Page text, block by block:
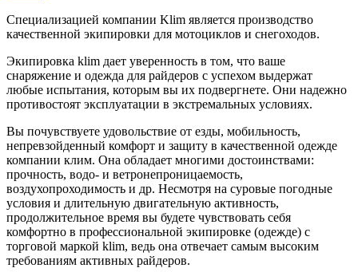
Специализацией компании Klim является производство
качественной экипировки для мотоциклов и снегоходов.
Экипировка klim дает уверенность в том, что ваше
снаряжение и одежда для райдеров с успехом выдержат
любые испытания, которым вы их подвергнете. Они надежно
противостоят эксплуатации в экстремальных условиях.
Вы почувствуете удовольствие от езды, мобильность,
непревзойденный комфорт и защиту в качественной одежде
компании клим. Она обладает многими достоинствами:
прочность, водо- и ветронепроницаемость,
воздухопроходимость и др. Несмотря на суровые погодные
условия и длительную двигательную активность,
продолжительное время вы будете чувствовать себя
комфортно в профессиональной экипировке (одежде) с
торговой маркой klim, ведь она отвечает самым высоким
требованиям активных райдеров.